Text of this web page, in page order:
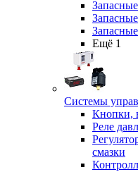
Ещё 1
Системы
Кнопки,
Реле
смазки